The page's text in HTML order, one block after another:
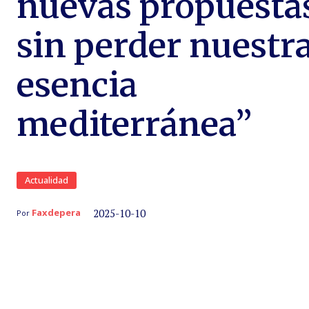
sin perder
esencia
mediterránea”
Actualidad
Por Faxdepera 2025-10-10